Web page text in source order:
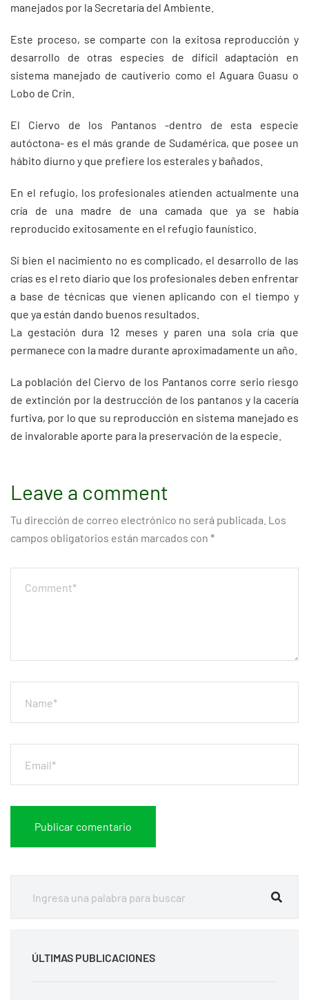
manejados por la Secretaría del Ambiente.
Este proceso, se comparte con la exitosa reproducción y
desarrollo de otras especies de difícil adaptación en
sistema manejado de cautiverio como el Aguara Guasu o
Lobo de Crin.
El Ciervo de los Pantanos -dentro de esta especie
autóctona- es el más grande de Sudamérica, que posee un
hábito diurno y que prefiere los esterales y bañados.
En el refugio, los profesionales atienden actualmente una
cría de una madre de una camada que ya se había
reproducido exitosamente en el refugio faunístico.
Si bien el nacimiento no es complicado, el desarrollo de las
crías es el reto diario que los profesionales deben enfrentar
a base de técnicas que vienen aplicando con el tiempo y
que ya están dando buenos resultados.
La gestación dura 12 meses y paren una sola cría que
permanece con la madre durante aproximadamente un año.
La población del Ciervo de los Pantanos corre serio riesgo
de extinción por la destrucción de los pantanos y la cacería
furtiva, por lo que su reproducción en sistema manejado es
de invalorable aporte para la preservación de la especie.
Leave a comment
Tu dirección de correo electrónico no será publicada. Los
campos obligatorios están marcados con *
ÚLTIMAS PUBLICACIONES